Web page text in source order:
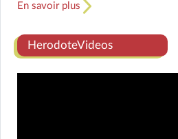
En savoir plus
HerodoteVideos